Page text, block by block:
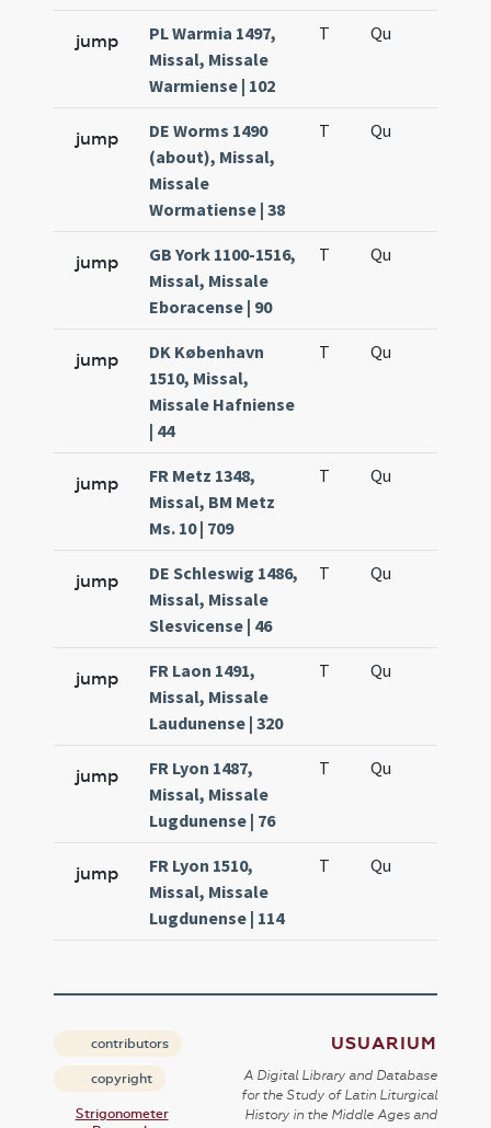
jump
PL Warmia 1497,
Missal, Missale
Warmiense | 102
T Qu
jump
DE Worms 1490
(about), Missal,
Missale
Wormatiense | 38
T Qu
jump
GB York 1100-1516,
Missal, Missale
Eboracense | 90
T Qu
jump
DK København
1510, Missal,
Missale Hafniense
| 44
T Qu
jump
FR Metz 1348,
Missal, BM Metz
Ms. 10 | 709
T Qu
jump
DE Schleswig 1486,
Missal, Missale
Slesvicense | 46
T Qu
jump
FR Laon 1491,
Missal, Missale
Laudunense | 320
T Qu
jump
FR Lyon 1487,
Missal, Missale
Lugdunense | 76
T Qu
jump
FR Lyon 1510,
Missal, Missale
Lugdunense | 114
T Qu
contributors
copyright
Strigonometer
USUARIUM
A Digital Library and Database
for the Study of Latin Liturgical
History in the Middle Ages and